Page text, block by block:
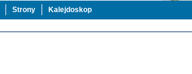
Strony Kalejdoskop